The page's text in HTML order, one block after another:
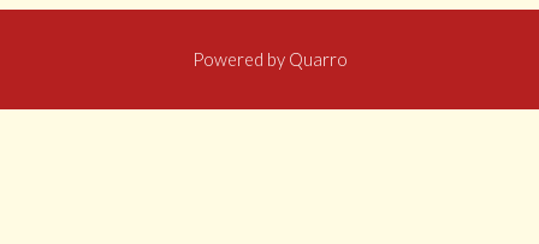
Powered by Quarro